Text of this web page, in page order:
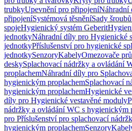
trubkyUpevnění pro připojeníNáhradní
připojeníSystémová těsněníSady
spojeHygienický systém Geberit
jednotkyNáhradní díly pro Hygienické
jednotkyPříslušenství pro hygienické
jednotkySenzoryKabelyOmezovače
deskySplachovací nádržky a ovládání
proplachemNáhradní díly pro
hygienickým proplachemSplachovací
hygienickým proplachemHygienické
díly pro Hygienické vestavěné moduly
nádržky a ovládání WC s hygienickým
pro Příslušenství pro splachovací
hygienickým proplachemSenzory